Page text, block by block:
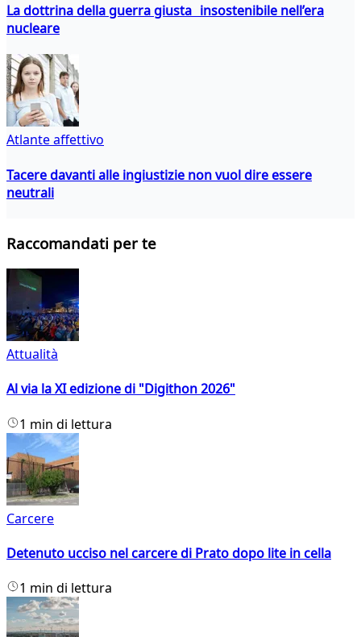
La dottrina della guerra giusta insostenibile nell’era
nucleare
Atlante affettivo
Tacere davanti alle ingiustizie non vuol dire essere
neutrali
Raccomandati per te
Attualità
Al via la XI edizione di "Digithon 2026"
1 min di lettura
Carcere
Detenuto ucciso nel carcere di Prato dopo lite in cella
1 min di lettura